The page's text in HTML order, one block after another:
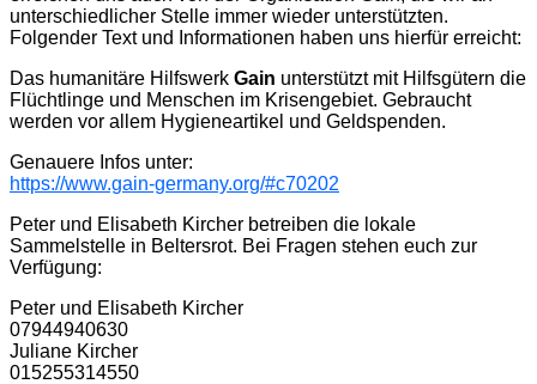
unterschiedlicher Stelle immer wieder unterstützten.
Folgender Text und Informationen haben uns hierfür erreicht:
Das humanitäre Hilfswerk Gain unterstützt mit Hilfsgütern die
Flüchtlinge und Menschen im Krisengebiet. Gebraucht
werden vor allem Hygieneartikel und Geldspenden.
Genauere Infos unter:
https://www.gain-germany.org/#c70202
Peter und Elisabeth Kircher betreiben die lokale
Sammelstelle in Beltersrot. Bei Fragen stehen euch zur
Verfügung:
Peter und Elisabeth Kircher
07944940630
Juliane Kircher
015255314550